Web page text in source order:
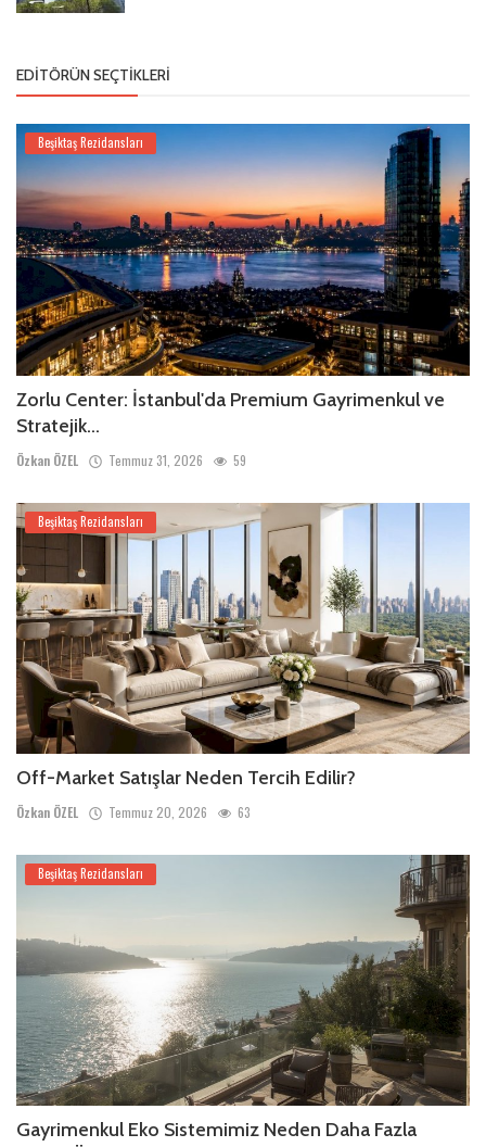
EDITÖRÜN SEÇTIKLERI
Beşiktaş Rezidansları
Zorlu Center: İstanbul'da Premium Gayrimenkul ve
Stratejik...
Özkan ÖZEL Temmuz 31, 2026 59
Beşiktaş Rezidansları
Off-Market Satışlar Neden Tercih Edilir?
Özkan ÖZEL Temmuz 20, 2026 63
Beşiktaş Rezidansları
Gayrimenkul Eko Sistemimiz Neden Daha Fazla